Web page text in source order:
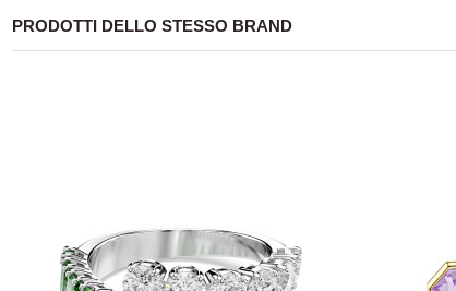
PRODOTTI DELLO STESSO BRAND